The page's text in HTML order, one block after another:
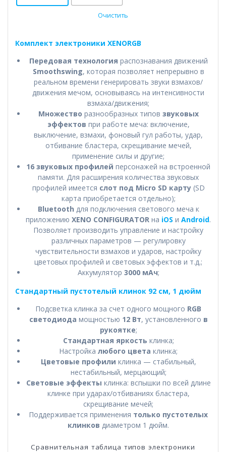
Очистить
Комплект электроники XENORGB
Передовая технология распознавания движений
Smoothswing, которая позволяет непрерывно в
реальном времени генерировать звуки взмахов/
движения мечом, основываясь на интенсивности
взмаха/движения;
Множество разнообразных типов звуковых
эффектов при работе меча: включение,
выключение, взмахи, фоновый гул работы, удар,
отбивание бластера, скрещивание мечей,
применение силы и другие;
16 звуковых профилей персонажей на встроенной
памяти. Для расширения количества звуковых
профилей имеется слот под Micro SD карту(SD
карта приобретается отдельно);
Bluetooth для подключения светового меча к
приложению XENO CONFIGURATOR на iOS и Android.
Позволяет производить управление и настройку
различных параметров — регулировку
чувствительности взмахов и ударов, настройку
цветовых профилей и световых эффектов и т.д.;
Аккумулятор 3000 мАч;
Стандартный пустотелый клинок 92 см, 1 дюйм
Подсветка клинка за счет одного мощного RGB
светодиода мощностью 12 Вт, установленного в
рукоятке;
Стандартная яркость клинка;
Настройка любого цвета клинка;
Цветовые профили клинка — стабильный,
нестабильный, мерцающий;
Световые эффекты клинка: вспышки по всей длине
клинке при ударах/отбиваниях бластера,
скрещивание мечей;
Поддерживается применения только пустотелых
клинков диаметром 1 дюйм.
Сравнительная таблица типов электроники